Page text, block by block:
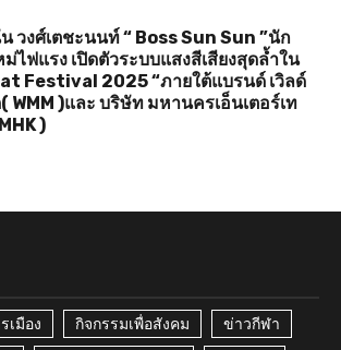
วงศ์เตชะนนท์ “ Boss Sun Sun ”นัก
ไฟแรง เปิดตัวระบบแสงสีเสียงสุดล้ำใน
Festival 2025 “ภายใต้แบรนด์ เวิลด์
WMM )และ บริษัท มหานครเอ็นเตอร์เท
)
เมือง กิจกรรมเพื่อสังคม ข่าวกีฬา